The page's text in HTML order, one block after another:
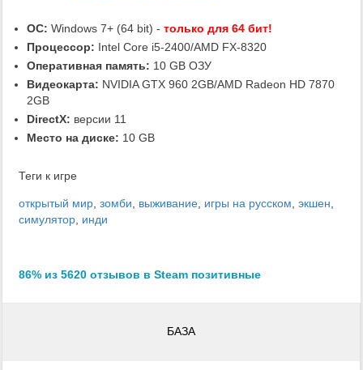
ОС: Windows 7+ (64 bit) - только для 64 бит!
Процессор: Intel Core i5-2400/AMD FX-8320
Оперативная память: 10 GB ОЗУ
Видеокарта: NVIDIA GTX 960 2GB/AMD Radeon HD 7870
2GB
DirectX: версии 11
Место на диске: 10 GB
Теги к игре
открытый мир, зомби, выживание, игры на русском, экшен,
симулятор, инди
86% из 5620 отзывов в Steam позитивные
БАЗА